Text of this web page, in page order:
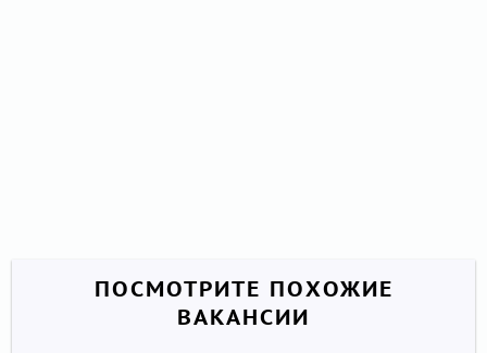
ПОСМОТРИТЕ ПОХОЖИЕ
ВАКАНСИИ